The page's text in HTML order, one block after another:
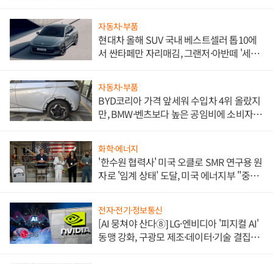
자동차·부품
현대차 올해 SUV 국내 베스트셀러 톱10에
서 싼타페만 자리매김, 그랜저·아반떼 '세단
자동차·부품
BYD코리아 가격 앞세워 수입차 4위 올랐지
만, BMW·벤츠보다 높은 공임비에 소비자
화학·에너지
'한수원 협력사' 미국 오클로 SMR 연구용 원
자로 '임계 상태' 도달, 미국 에너지부 "중요
전자·전기·정보통신
[AI 뭉쳐야 산다⑧] LG·엔비디아 '피지컬 AI'
동맹 강화, 구광모 제조·데이터·기술 결집